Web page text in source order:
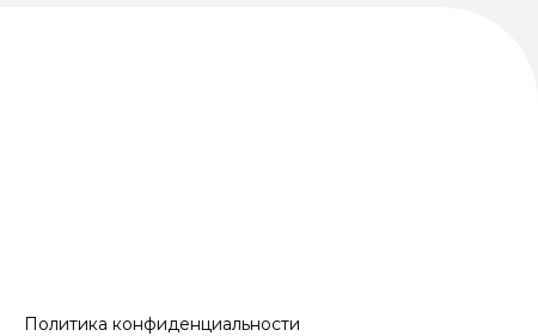
Политика конфиденциальности